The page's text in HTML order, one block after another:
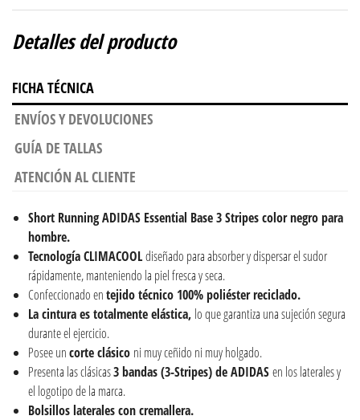
Detalles del producto
FICHA TÉCNICA
ENVÍOS Y DEVOLUCIONES
GUÍA DE TALLAS
ATENCIÓN AL CLIENTE
Short RunningADIDAS Essential Base 3 Stripes color negro para
hombre.
Tecnología CLIMACOOLdiseñado para absorber y dispersar el sudor
rápidamente, manteniendo la piel fresca y seca.
Confeccionado entejido técnico 100% poliéster reciclado.
La cintura es totalmente elástica, lo que garantiza una sujeción segura
durante el ejercicio.
Posee uncorte clásico ni muy ceñido ni muy holgado.
Presenta las clásicas3 bandas (3-Stripes) de ADIDASen los laterales y
el logotipo de la marca.
Bolsillos laterales con cremallera.